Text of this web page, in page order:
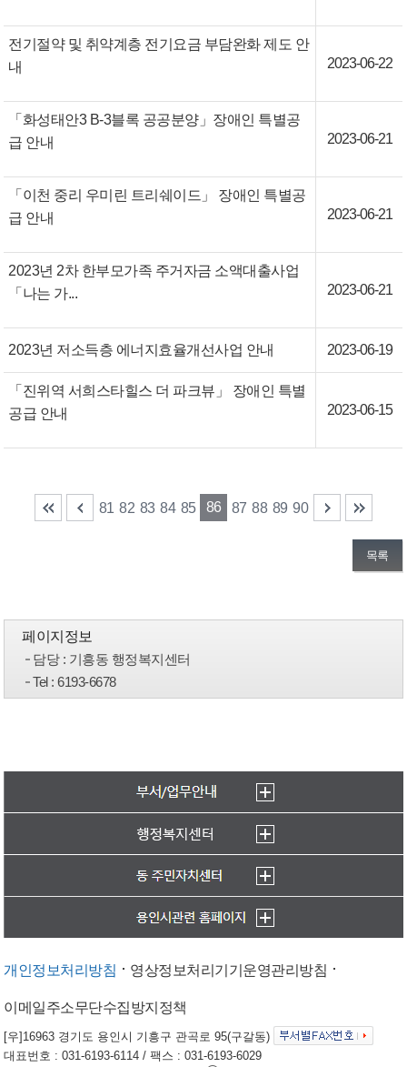
전기절약 및 취약계층 전기요금 부담완화 제도 안
내
2023-06-22
「화성태안3 B-3블록 공공분양」장애인 특별공
급 안내
2023-06-21
「이천 중리 우미린 트리쉐이드」 장애인 특별공
급 안내
2023-06-21
2023년 2차 한부모가족 주거자금 소액대출사업
「나는 가...
2023-06-21
2023년 저소득층 에너지효율개선사업 안내 2023-06-19
「진위역 서희스타힐스 더 파크뷰」 장애인 특별
공급 안내
2023-06-15
81 82 83 84 85 86 87 88 89 90
목록
페이지정보
담당: 기흥동 행정복지센터
Tel: 6193-6678
개인정보처리방침 영상정보처리기기운영관리방침
이메일주소무단수집방지정책
[우]16963 경기도 용인시 기흥구 관곡로 95(구갈동)
대표번호 : 031-6193-6114 / 팩스 : 031-6193-6029